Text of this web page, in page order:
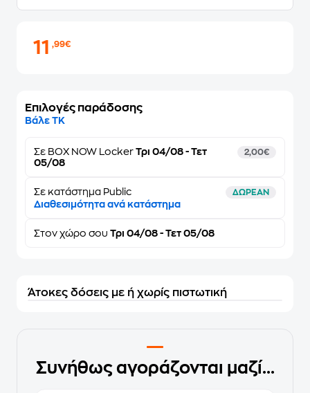
11,99€
Επιλογές παράδοσης
Βάλε ΤΚ
Σε BOX NOW Locker Τρι 04/08 - Τετ
05/08
2,00€
Σε κατάστημα Public ΔΩΡΕΑΝ
Διαθεσιμότητα ανά κατάστημα
Στον χώρο σου Τρι 04/08 - Τετ 05/08
Άτοκες δόσεις με ή χωρίς πιστωτική
Συνήθως αγοράζονται μαζί...